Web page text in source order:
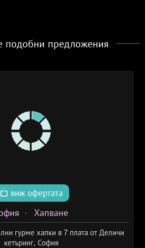
подобни предложения
виж офертата
Хапване
гурме хапки в 7 плата от Деличи
кетъринг, София